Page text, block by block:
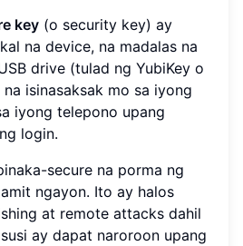
key (o security key) ay
na device, na madalas na
drive (tulad ng YubiKey o
isinasaksak mo sa iyong
iyong telepono upang
login.
secure na porma ng
ngayon. Ito ay halos
at remote attacks dahil
ay dapat naroroon upang